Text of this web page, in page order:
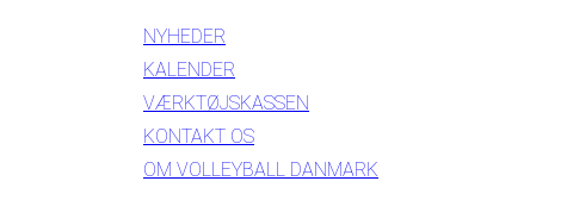
NYHEDER
KALENDER
VÆRKTØJSKASSEN
KONTAKT OS
OM VOLLEYBALL DANMARK